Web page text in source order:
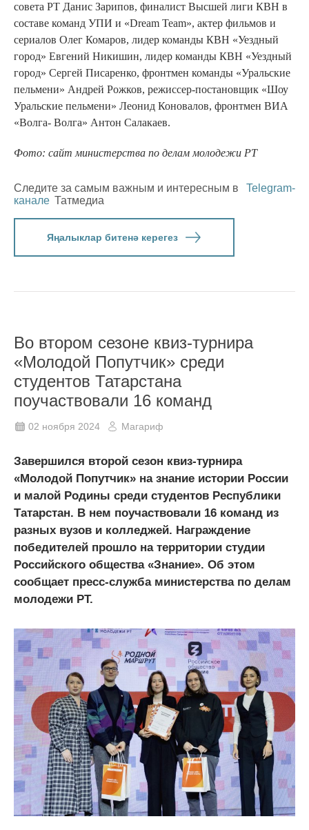
совета РТ Данис Зарипов, финалист Высшей лиги КВН в
составе команд УПИ и «Dream Team», актер фильмов и
сериалов Олег Комаров, лидер команды КВН «Уездный
город» Евгений Никишин, лидер команды КВН «Уездный
город» Сергей Писаренко, фронтмен команды «Уральские
пельмени» Андрей Рожков, режиссер-постановщик «Шоу
Уральские пельмени» Леонид Коновалов, фронтмен ВИА
«Волга- Волга» Антон Салакаев.
Фото: сайт министерства по делам молодежи РТ
Следите за самым важным и интересным в
Telegram-
канале Татмедиа
Яңалыклар битенә керегез
Во втором сезоне квиз-турнира
«Молодой Попутчик» среди
студентов Татарстана
поучаствовали 16 команд
02 ноября 2024 Магариф
Завершился второй сезон квиз-турнира
«Молодой Попутчик» на знание истории России
и малой Родины среди студентов Республики
Татарстан. В нем поучаствовали 16 команд из
разных вузов и колледжей. Награждение
победителей прошло на территории студии
Российского общества «Знание». Об этом
сообщает пресс-служба министерства по делам
молодежи РТ.